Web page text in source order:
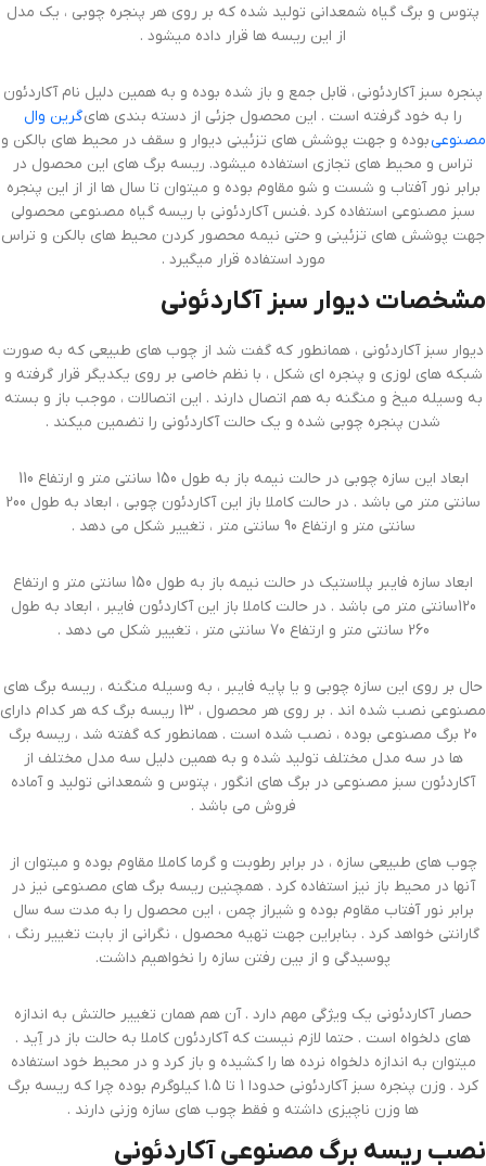
پتوس و برگ گیاه شمعدانی تولید شده که بر روی هر پنجره چوبی ، یک مدل
از این ریسه ها قرار داده میشود .
پنجره سبز آکاردئونی ، قابل جمع و باز شده بوده و به همین دلیل نام آکاردئون
را به خود گرفته است . این محصول جزئی از دسته بندی هایگرین وال
مصنوعیبوده و جهت پوشش های تزئینی دیوار و سقف در محیط های بالکن و
تراس و محیط های تجازی استفاده میشود. ریسه برگ های این محصول در
برابر نور آفتاب و شست و شو مقاوم بوده و میتوان تا سال ها از از این پنجره
سبز مصنوعی استفاده کرد .فنس آکاردئونی با ریسه گیاه مصنوعی محصولی
جهت پوشش های تزئینی و حتی نیمه محصور کردن محیط های بالکن و تراس
مورد استفاده قرار میگیرد .
مشخصات دیوار سبز آکاردئونی
دیوار سبز آکاردئونی ، همانطور که گفت شد از چوب های طبیعی که به صورت
شبکه های لوزی و پنجره ای شکل ، با نظم خاصی بر روی یکدیگر قرار گرفته و
به وسیله میخ و منگنه به هم اتصال دارند . این اتصالات ، موجب باز و بسته
شدن پنجره چوبی شده و یک حالت آکاردئونی را تضمین میکند .
ابعاد این سازه چوبی در حالت نیمه باز به طول 150 سانتی متر و ارتفاع 110
سانتی متر می باشد . در حالت کاملا باز این آکاردئون چوبی ، ابعاد به طول 200
سانتی متر و ارتفاع 90 سانتی متر ، تغییر شکل می دهد .
ابعاد سازه فایبر پلاستیک در حالت نیمه باز به طول 150 سانتی متر و ارتفاع
120سانتی متر می باشد . در حالت کاملا باز این آکاردئون فایبر ، ابعاد به طول
260 سانتی متر و ارتفاع 70 سانتی متر ، تغییر شکل می دهد .
حال بر روی این سازه چوبی و یا پایه فایبر ، به وسیله منگنه ، ریسه برگ های
مصنوعی نصب شده اند . بر روی هر محصول ، 13 ریسه برگ که هر کدام دارای
20 برگ مصنوعی بوده ، نصب شده است . همانطور که گفته شد ، ریسه برگ
ها در سه مدل مختلف تولید شده و به همین دلیل سه مدل مختلف از
آکاردئون سبز مصنوعی در برگ های انگور ، پتوس و شمعدانی تولید و آماده
فروش می باشد .
چوب های طبیعی سازه ، در برابر رطوبت و گرما کاملا مقاوم بوده و میتوان از
آنها در محیط باز نیز استفاده کرد . همچنین ریسه برگ های مصنوعی نیز در
برابر نور آفتاب مقاوم بوده و شیراز چمن ، این محصول را به مدت سه سال
گارانتی خواهد کرد . بنابراین جهت تهیه محصول ، نگرانی از بابت تغییر رنگ ،
پوسیدگی و از بین رفتن سازه را نخواهیم داشت.
حصار آکاردئونی یک ویژگی مهم دارد . آن هم همان تغییر حالتش به اندازه
های دلخواه است . حتما لازم نیست که آکاردئون کاملا به حالت باز در آِید .
میتوان به اندازه دلخواه نرده ها را کشیده و باز کرد و در محیط خود استفاده
کرد . وزن پنجره سبز آکاردئونی حدودا 1 تا 1.5 کیلوگرم بوده چرا که ریسه برگ
ها وزن ناچیزی داشته و فقط چوب های سازه وزنی دارند .
نصب ریسه برگ مصنوعی آکاردئونی